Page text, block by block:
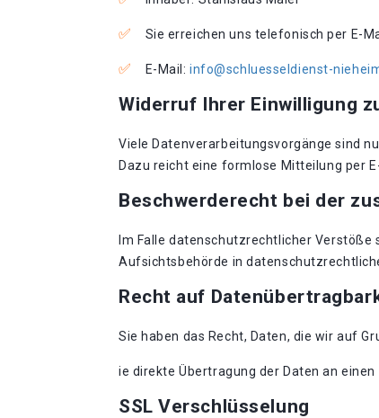
Sie erreichen uns telefonisch per E-
E-Mail:info@schluesseldienst-
Widerruf Ihrer Einwilligung
Viele Datenverarbeitungsvorgänge sind
Dazu reicht eine formlose Mitteilung per
Beschwerderecht bei der
Im Falle datenschutzrechtlicher
Aufsichtsbehörde in
Recht auf
Sie haben das Recht, Daten, die wir auf
ie direkte Übertragung der Daten an
SSL Verschlüsselung